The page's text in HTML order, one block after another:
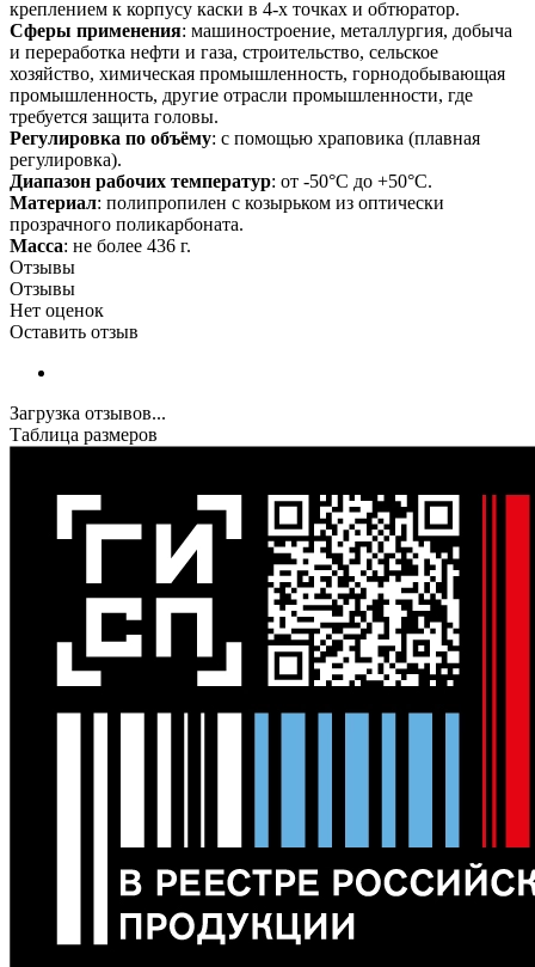
креплением к корпусу каски в 4-х точках и обтюратор.
Сферы применения: машиностроение, металлургия, добыча
и переработка нефти и газа, строительство, сельское
хозяйство, химическая промышленность, горнодобывающая
промышленность, другие отрасли промышленности, где
требуется защита головы.
Регулировка по объёму: с помощью храповика (плавная
регулировка).
Диапазон рабочих температур: от -50°С до +50°С.
Материал: полипропилен с козырьком из оптически
прозрачного поликарбоната.
Масса: не более 436 г.
Отзывы
Отзывы
Нет оценок
Оставить отзыв
Загрузка отзывов...
Таблица размеров